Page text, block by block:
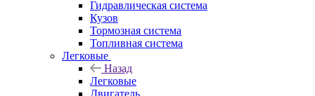
Гидравлическая система
Кузов
Тормозная система
Топливная система
Легковые
Назад
Легковые
Двигатель